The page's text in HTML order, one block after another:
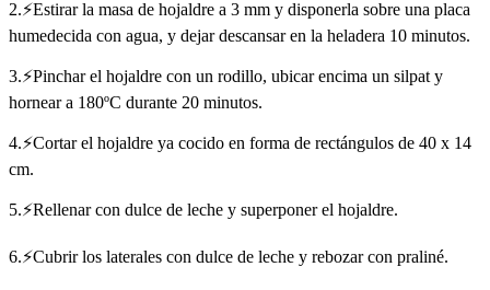
2.⚡Estirar la masa de hojaldre a 3 mm y disponerla sobre una placa
humedecida con agua, y dejar descansar en la heladera 10 minutos.
3.⚡Pinchar el hojaldre con un rodillo, ubicar encima un silpat y
hornear a 180ºC durante 20 minutos.
4.⚡Cortar el hojaldre ya cocido en forma de rectángulos de 40 x 14
cm.
5.⚡Rellenar con dulce de leche y superponer el hojaldre.
6.⚡Cubrir los laterales con dulce de leche y rebozar con praliné.